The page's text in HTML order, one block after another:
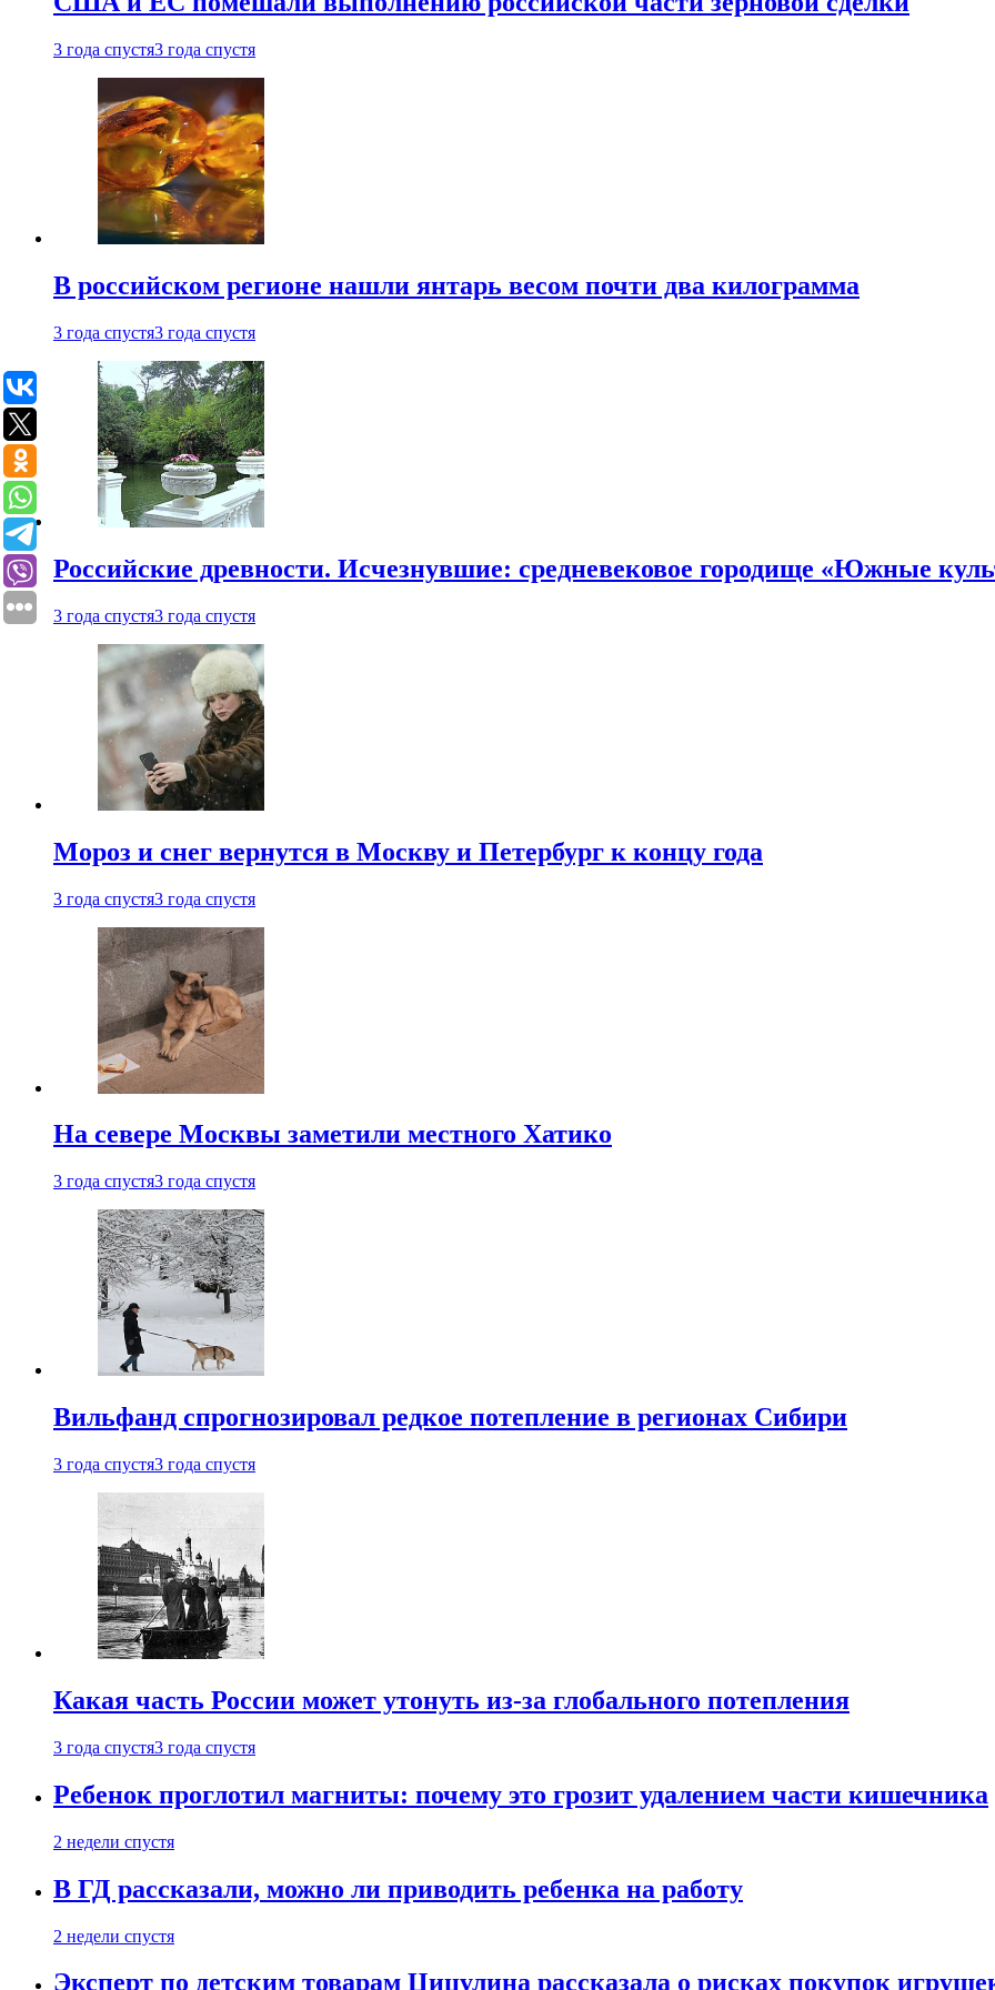
3 года спустя3 года спустя
В российском регионе нашли янтарь весом почти два килограмма
3 года спустя3 года спустя
Российские древности. Исчезнувшие: средневековое городище «Южные
3 года спустя3 года спустя
Мороз и снег вернутся в Москву и Петербург к концу года
3 года спустя3 года спустя
На севере Москвы заметили местного Хатико
3 года спустя3 года спустя
Вильфанд спрогнозировал редкое потепление в регионах Сибири
3 года спустя3 года спустя
Какая часть России может утонуть из-за глобального потепления
3 года спустя3 года спустя
Ребенок проглотил магниты: почему это грозит удалением части кишечника
2 недели спустя
В ГД рассказали, можно ли приводить ребенка на работу
2 недели спустя
Эксперт по детским товарам Цицулина рассказала о рисках покупок